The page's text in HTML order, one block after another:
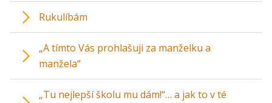
Rukulíbám
„A tímto Vás prohlašuji za manželku a
manžela“
„Tu nejlepší školu mu dám!“… a jak to v té